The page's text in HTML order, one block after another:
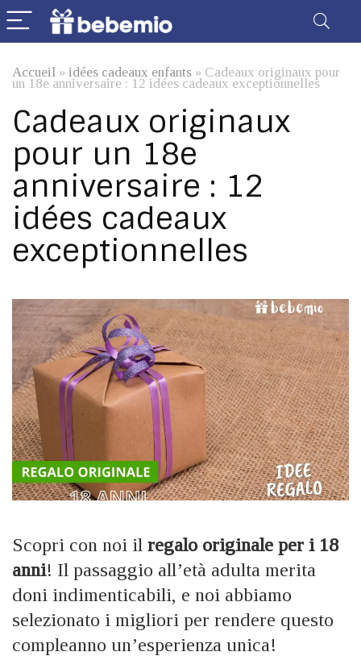
Accueil » idées cadeaux enfants » Cadeaux originaux pour
un 18e anniversaire : 12 idées cadeaux exceptionnelles
Cadeaux originaux
pour un 18e
anniversaire : 12
idées cadeaux
exceptionnelles
Scopri con noi il regalo originale per i 18
anni! Il passaggio all’età adulta merita
doni indimenticabili, e noi abbiamo
selezionato i migliori per rendere questo
compleanno un’esperienza unica!